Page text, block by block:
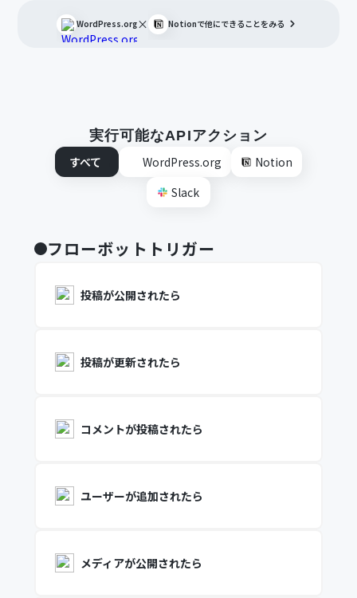
WordPress.org× Notionで他にできることをみる
実行可能なAPIアクション
すべて
WordPress.org
Notion
Slack
フローボットトリガー
投稿が公開されたら
投稿が更新されたら
コメントが投稿されたら
ユーザーが追加されたら
メディアが公開されたら